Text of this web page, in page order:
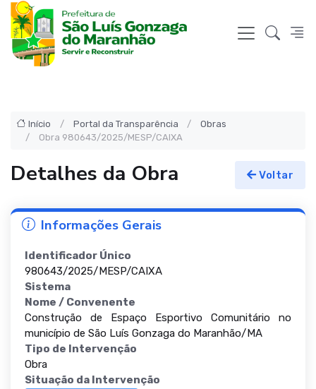
Início Portal da Transparência
Obras
Obra 980643/2025/MESP/CAIXA
Voltar
Detalhes da Obra
Informações Gerais
Identificador Único
980643/2025/MESP/CAIXA
Sistema
Nome / Convenente
Construção de Espaço Esportivo Comunitário no
município de São Luís Gonzaga do Maranhão/MA
Tipo de Intervenção
Obra
Situação da Intervenção